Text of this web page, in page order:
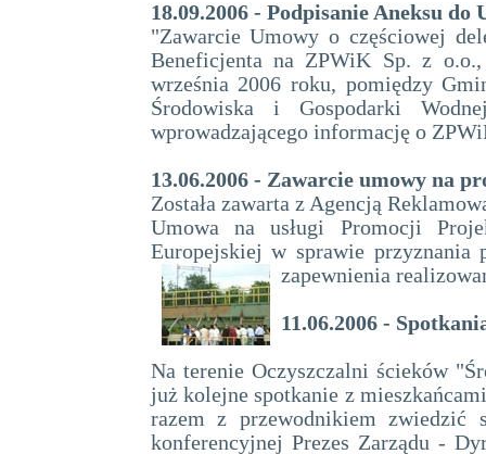
18.09.2006 - Podpisanie Aneksu do
"Zawarcie Umowy o częściowej
Beneficjenta na ZPWiK Sp. z
września 2006 roku, pomiędzy
Środowiska i Gospodarki
wprowadzającego informację o
13.06.2006 - Zawarcie umowy na
Została zawarta z Agencją
Umowa na usługi Promocji
Europejskiej w sprawie przyznania
zapewnienia
11.06.2006 -
Na terenie Oczyszczalni ścieków
już kolejne spotkanie z
razem z przewodnikiem zwiedzić
konferencyjnej Prezes Zarządu -